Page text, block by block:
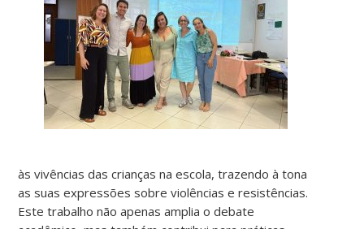
às vivências das crianças na escola, trazendo à tona
as suas expressões sobre violências e resistências.
Este trabalho não apenas amplia o debate